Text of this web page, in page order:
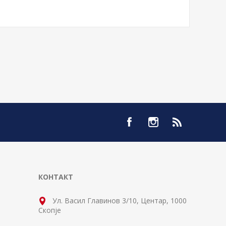
КОНТАКТ
Ул. Васил Главинов 3/10, Центар, 1000
Скопје